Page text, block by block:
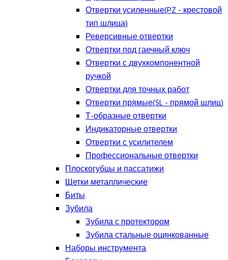
Отвертки усиленные(PZ - крестовой
тип шлица)
Реверсивные отвертки
Отвертки под гаечный ключ
Отвертки с двухкомпонентной
ручкой
Отвертки для точных работ
Отвертки прямые(SL - прямой шлиц)
Т-образные отвертки
Индикаторные отвертки
Отвертки с усилителем
Профессиональные отвертки
Плоскогубцы и пассатижи
Щетки металлические
Биты
Зубила
Зубила с протектором
Зубила стальные оцинкованные
Наборы инструмента